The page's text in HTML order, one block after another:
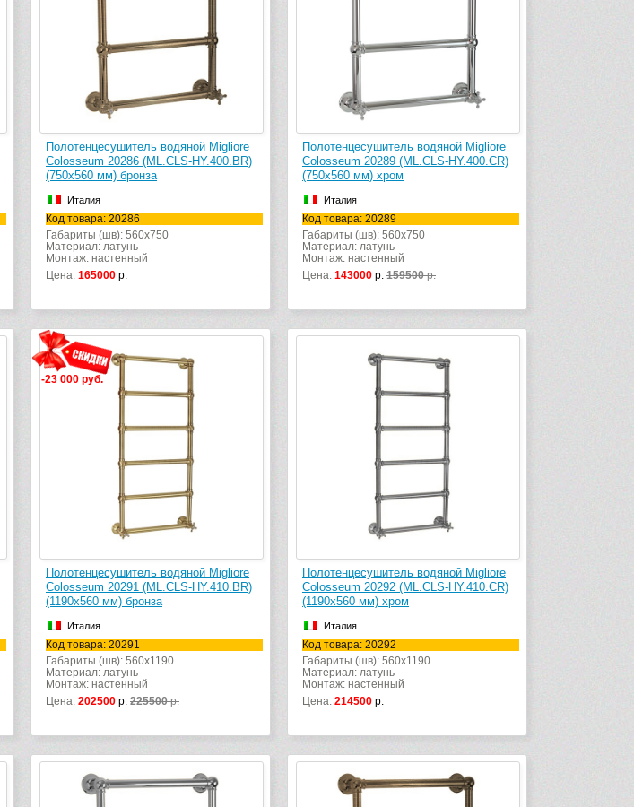
Полотенцесушитель водяной Migliore
Colosseum 20286 (ML.CLS-HY.400.BR)
(750х560 мм) бронза
Италия
Код товара: 20286
Габариты (шв): 560x750
Материал: латунь
Монтаж: настенный
Цена: 165000 р.
Полотенцесушитель водяной Migliore
Colosseum 20289 (ML.CLS-HY.400.CR)
(750х560 мм) хром
Италия
Код товара: 20289
Габариты (шв): 560x750
Материал: латунь
Монтаж: настенный
Цена: 143000 р. 159500р.
-23 000 руб.
Полотенцесушитель водяной Migliore
Colosseum 20291 (ML.CLS-HY.410.BR)
(1190х560 мм) бронза
Италия
Код товара: 20291
Габариты (шв): 560x1190
Материал: латунь
Монтаж: настенный
Цена: 202500 р. 225500р.
Полотенцесушитель водяной Migliore
Colosseum 20292 (ML.CLS-HY.410.CR)
(1190х560 мм) хром
Италия
Код товара: 20292
Габариты (шв): 560x1190
Материал: латунь
Монтаж: настенный
Цена: 214500 р.